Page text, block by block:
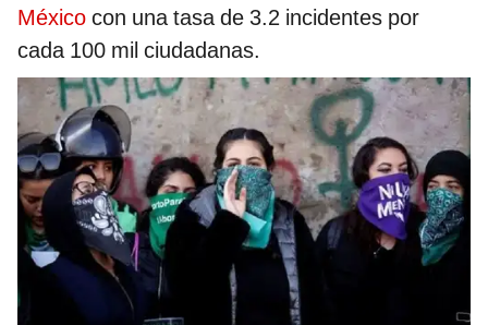
México con una tasa de 3.2 incidentes por
cada 100 mil ciudadanas.